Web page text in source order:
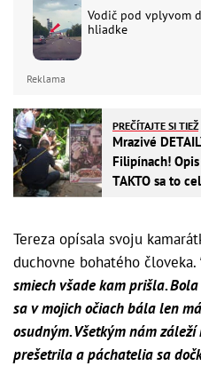
Vodič pod vplyvom
hliadke
Reklama
PREČÍTAJTE SI TIEŽ
Mrazivé
Filipínach!
TAKTO sa to
Tereza opísala svoju
duchovne bohatého človeka.
smiech všade kam prišla.
sa v mojich očiach bála len
osudným. Všetkým nám
prešetrila a páchatelia sa